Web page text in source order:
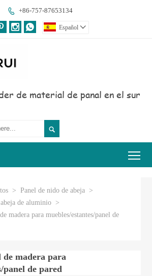
 +86-757-87653134
  Español 
de material de panal en el sur

> Panel de nido de abeja >
de aluminio >
madera para muebles/estantes/panel de
de madera para
panel de pared